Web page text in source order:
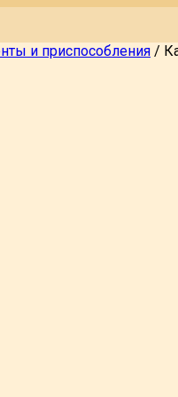
и приспособления /